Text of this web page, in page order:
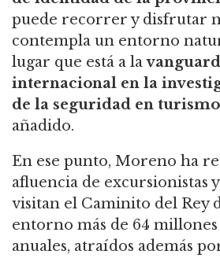
puede recorrer y disfrutar
contempla un entorno
lugar que está a la
internacional en la
de la seguridad en
añadido.
En ese punto, Moreno ha
afluencia de excursionistas
visitan el Caminito del Rey
entorno más de 64
anuales, atraídos además